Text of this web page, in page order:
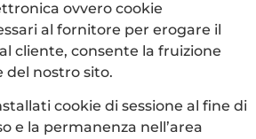
ovvero cookie
al fornitore per erogare il
cliente, consente la fruizione
del nostro sito.
cookie di sessione al fine di
e la permanenza nell’area